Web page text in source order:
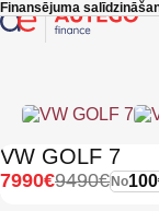
Skip to main content
Finansējuma
VW GOLF 7
No
9490€
7990€